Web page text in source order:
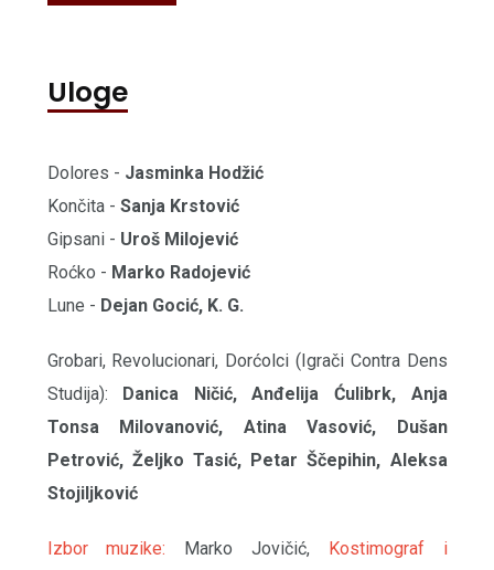
Uloge
Dolores - Jasminka Hodžić
Končita - Sanja Krstović
Gipsani - Uroš Milojević
Roćko - Marko Radojević
Lune - Dejan Gocić, K. G.
Grobari, Revolucionari, Dorćolci (Igrači Contra Dens
Studija):
Danica Ničić, Anđelija Ćulibrk, Anja
Tonsa Milovanović, Atina Vasović, Dušan
Petrović, Željko Tasić, Petar Ščepihin, Aleksa
Stojiljković
Izbor muzike: Marko Jovičić,
Kostimograf i